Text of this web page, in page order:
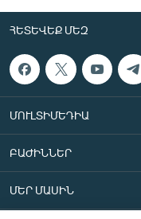
ՀԵՏԵՎԵՔ ՄԵԶ
ՄՈՒԼՏԻՄԵԴԻԱ
ԲԱԺԻՆՆԵՐ
ՄԵՐ ՄԱՍԻՆ